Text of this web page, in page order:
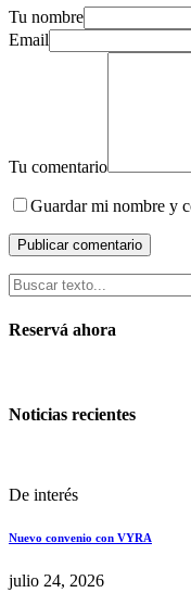
Tu nombre
Email
Tu comentario
Guardar mi nombre y
Reservá ahora
Noticias recientes
De interés
Nuevo convenio con VYRA
julio 24, 2026